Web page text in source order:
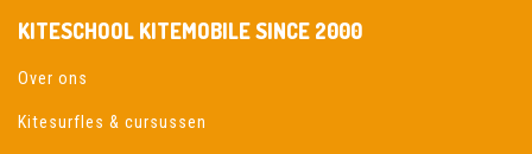
KITESCHOOL KITEMOBILE SINCE 2000
Over ons
Kitesurfles & cursussen